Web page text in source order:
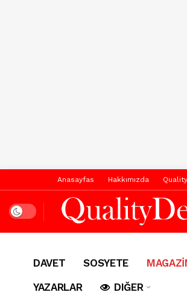
Anasayfas Hakkımızda
Dark mode
DAVET SOSYETE
YAZARLAR
DIĞER